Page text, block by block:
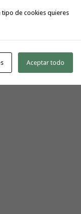
tipo de cookies quieres
Aceptar todo